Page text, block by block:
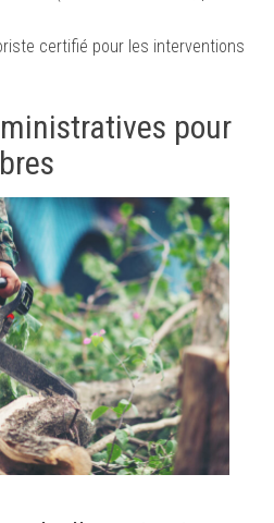
certifié pour les interventions
pour